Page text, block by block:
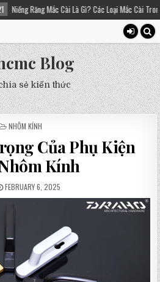
Mắc Cài Là Gì? Các Loại Mắc Cài Trong Niềng
Blog
sẻ kiến thức
POSTED
NHÔM KÍNH
Của Phụ Kiện
Kính
FEBRUARY 6, 2025